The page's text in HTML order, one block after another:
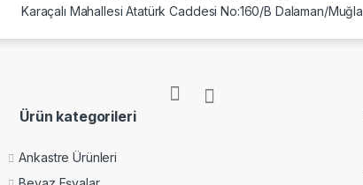
Karaçalı Mahallesi Atatürk Caddesi No:160/B Dalaman/Muğla
Ürün kategorileri
Ankastre Ürünleri